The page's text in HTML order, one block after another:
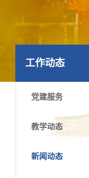
工作动态
党建服务
教学动态
新闻动态